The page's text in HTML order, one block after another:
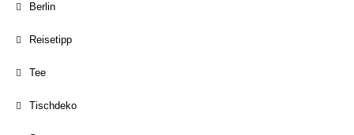
Berlin
Reisetipp
Tee
Tischdeko